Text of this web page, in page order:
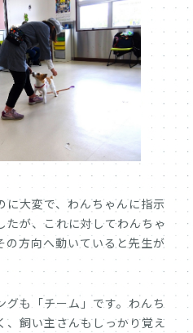
大変で、わんちゃんに指示
が、これに対してわんちゃ
の方向へ動いていると先生が
グも「チーム」です。わんち
、飼い主さんもしっかり覚え